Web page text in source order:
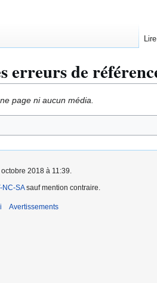
erreurs de
page ni aucun média.
Lire
2018 à 11:39.
NC-SAsauf mention contraire.
Avertissements